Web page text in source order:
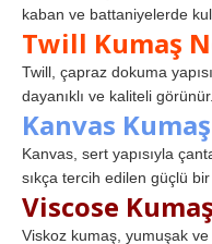
kaban ve battaniyelerde
Twill Kumaş
Twill, çapraz dokuma
dayanıklı ve kaliteli görünür.
Kanvas
Kanvas, sert yapısıyla
sıkça tercih edilen güçlü bir
Viscose
Viskoz kumaş, yumuşak